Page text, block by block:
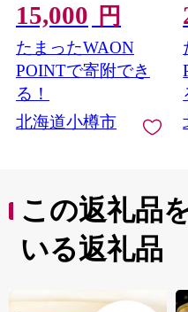
15,000 円
たまったWAON
POINTで寄附でき
る！
北海道小樽市
この返礼品
いる返礼品